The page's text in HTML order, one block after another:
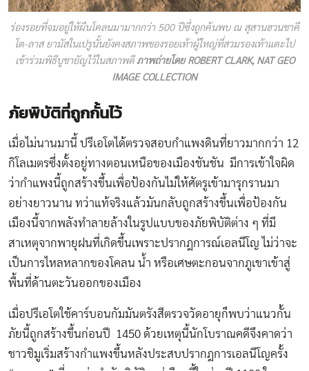
ร่องรอยที่จมอยู่ให้ผืนโคลนมามากกว่า 500 ปีซึ่งถูกค้นพบ ณ สุสานฮวนชาคี
โต-ลาส ยามัสในเปรูนั้นยังคงสภาพของรอยเท้าผู้ใหญ่ที่สวมรองเท้าแตะไป
เข้าร่วมพิธีบูชายัญไว้ในสภาพดีภาพถ่ายโดย ROBERT CLARK, NAT GEO
IMAGE COLLECTION
ภัยพิบัติที่ถูกกั้นไว้
เมื่อไม่นานมานี้ ปรีเอโตได้ตรวจสอบกำแพงดินที่ยาวมากกว่า 12
กิโลเมตรซึ่งตั้งอยู่ทางตอนเหนือของเมืองชันชัน มีการเข้าใจผิด
ว่ากำแพงนี้ถูกสร้างขึ้นเพื่อป้องกันไม่ให้ศัตรูเข้ามารุกรานมา
อย่างยาวนาน ทว่าแท้จริงแล้วมันกลับถูกสร้างขึ้นเพื่อป้องกัน
เมืองนี้จากพลังทำลายล้างในรูปแบบของภัยพิบัติต่าง ๆ ที่มี
สาเหตุจากพายุฝนที่เกิดขึ้นเพราะปรากฎการณ์เอลนีโญ ไม่ว่าจะ
เป็นการไหลหลากของโคลน น้ำ หรือเศษตะกอนจากภูเขาเข้าสู่
พื้นที่ด้านตะวันออกของเมือง
เมื่อปรีเอโตใช้คาร์บอนกัมมันตรังสีตรวจวัดอายุก็พบว่าแนวกั้น
ภัยนี้ถูกสร้างขึ้นก่อนปี 1450 ด้วยเหตุนี้นักโบราณคดีจึงคาดว่า
ชาวชิมูเริ่มสร้างกำแพงขึ้นหลังประสบปรากฎการเอลนีโญครั้ง